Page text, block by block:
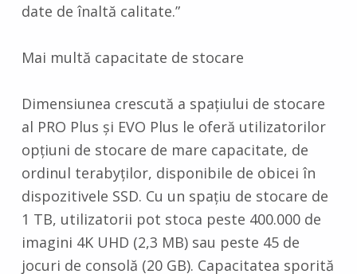
date de înaltă calitate.”
Mai multă capacitate de stocare
Dimensiunea crescută a spațiului de stocare
al PRO Plus și EVO Plus le oferă utilizatorilor
opțiuni de stocare de mare capacitate, de
ordinul terabyților, disponibile de obicei în
dispozitivele SSD. Cu un spațiu de stocare de
1 TB, utilizatorii pot stoca peste 400.000 de
imagini 4K UHD (2,3 MB) sau peste 45 de
jocuri de consolă (20 GB). Capacitatea sporită